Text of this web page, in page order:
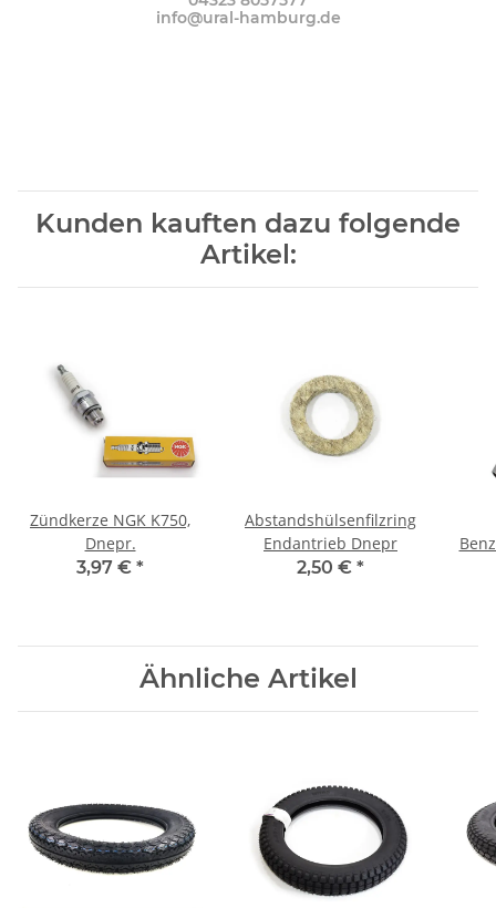
info@ural-hamburg.de
Kunden kauften dazu folgende
Artikel:
Zündkerze NGK K750,
Dnepr.
3,97 € *
Abstandshülsenfilzring
Endantrieb Dnepr
2,50 € *
Ähnliche Artikel